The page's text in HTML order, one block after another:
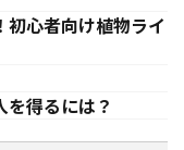
初心者向け植物ライ
を得るには？